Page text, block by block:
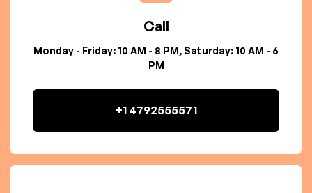
Call
Monday - Friday: 10 AM - 8 PM, Saturday: 10 AM - 6
PM
+1 4792555571